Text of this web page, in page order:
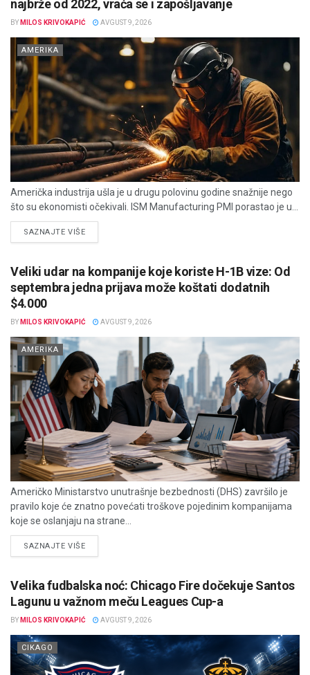
najbrže od 2022, vraća se i zapošljavanje
BY MILOS KRIVOKAPIĆ AVGUST 9, 2026
AMERIKA
Američka industrija ušla je u drugu polovinu godine snažnije nego
što su ekonomisti očekivali. ISM Manufacturing PMI porastao je u...
SAZNAJTE VIŠEDETAILS
Veliki udar na kompanije koje koriste H-1B vize: Od
septembra jedna prijava može koštati dodatnih
$4.000
BY MILOS KRIVOKAPIĆ AVGUST 9, 2026
AMERIKA
Američko Ministarstvo unutrašnje bezbednosti (DHS) završilo je
pravilo koje će znatno povećati troškove pojedinim kompanijama
koje se oslanjaju na strane...
SAZNAJTE VIŠEDETAILS
Velika fudbalska noć: Chicago Fire dočekuje Santos
Lagunu u važnom meču Leagues Cup-a
BY MILOS KRIVOKAPIĆ AVGUST 9, 2026
CIKAGO